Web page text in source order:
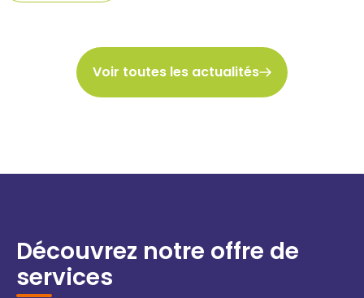
Voir toutes les actualités
Découvrez notre offre de
services